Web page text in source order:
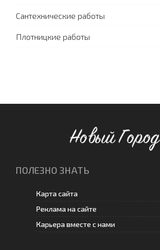
Сантехнические работы
Плотницкие работы
Новый Город
ПОЛЕЗНО ЗНАТЬ
Карта сайта
Реклама на сайте
Карьера вместе с нами